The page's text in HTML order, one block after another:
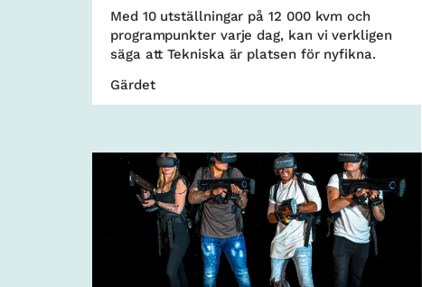
Med 10 utställningar på 12 000 kvm och
programpunkter varje dag, kan vi verkligen
säga att Tekniska är platsen för nyfikna.
Gärdet